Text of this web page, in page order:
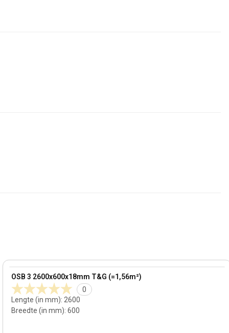
OSB 3 2600x600x18mm T&G (=1,56m²)
0
Lengte (in mm): 2600
Breedte (in mm):600
View product